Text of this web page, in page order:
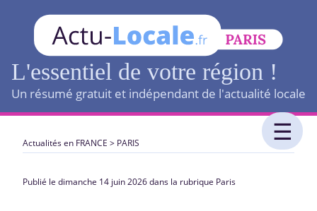
L'essentiel de votre région !
Un résumé gratuit et indépendant de l'actualité locale
Actualités en FRANCE > PARIS
Publié le dimanche 14 juin 2026 dans la rubrique Paris